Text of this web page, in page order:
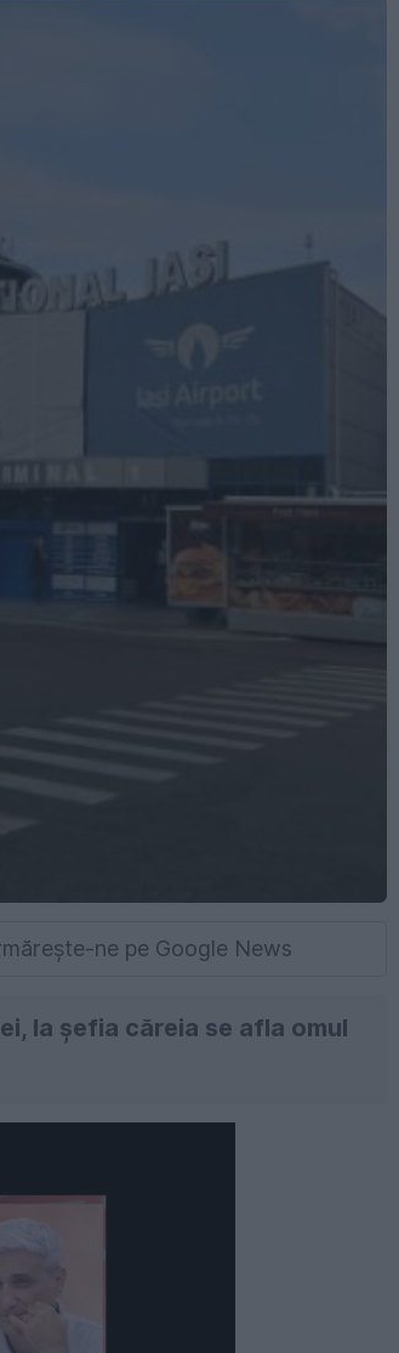
ne pe Google News
la șefia căreia se afla omul